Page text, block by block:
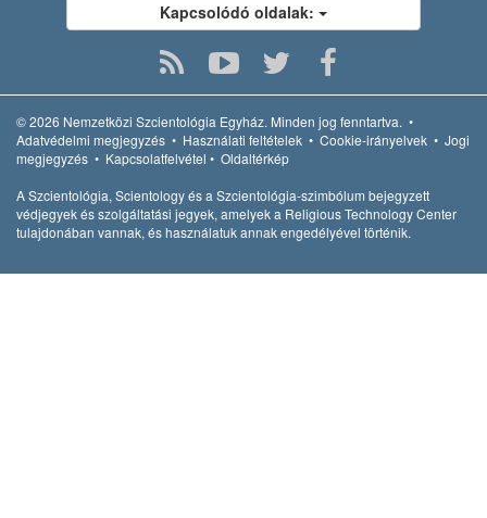
Kapcsolódó oldalak:
© 2026 Nemzetközi Szcientológia Egyház. Minden jog fenntartva. •
Adatvédelmi megjegyzés • Használati feltételek • Cookie-irányelvek • Jogi
megjegyzés • Kapcsolatfelvétel • Oldaltérkép
A Szcientológia, Scientology és a Szcientológia-szimbólum bejegyzett
védjegyek és szolgáltatási jegyek, amelyek a Religious Technology Center
tulajdonában vannak, és használatuk annak engedélyével történik.